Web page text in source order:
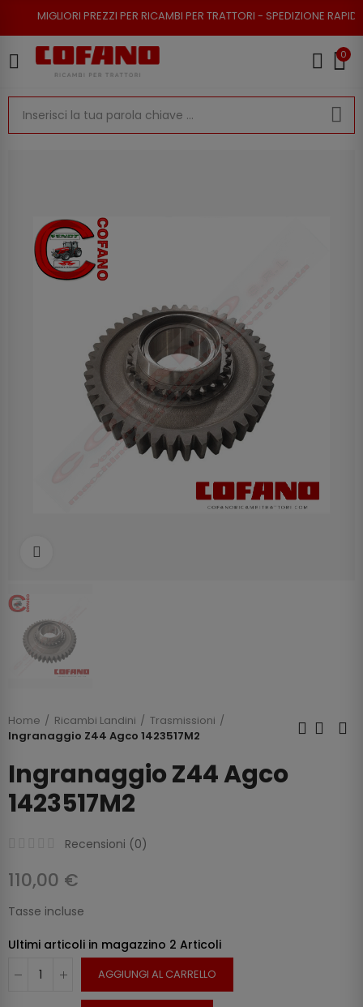
PREZZI PER RICAMBI PER TRATTORI - SPEDIZIONE RAPIDA - RESO
0
Home Ricambi Landini
Trasmissioni
Ingranaggio Z44 Agco 1423517M2
Ingranaggio Z44 Agco
1423517M2
Recensioni (0)
110,00 €
Tasse incluse
Ultimi articoli in magazzino 2 Articoli
AGGIUNGI AL CARRELLO